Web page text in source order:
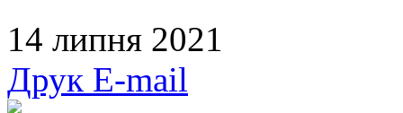
14 липня 2021
Друк E-mail